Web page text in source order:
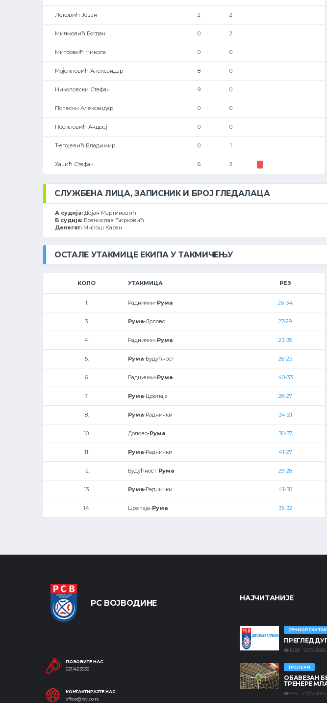
Лековић Јован 2 2
Миљковић Богдан 0 2
Митровић Никола 0 0
Мојсиловић Александар 8 0
Николовски Стефан 9 0
Попески Александар 0 0
Посиловић Андреј 0 0
Ћетојевић Владимир 0 1
Хаџић Стефан 6 2
СЛУЖБЕНА ЛИЦА, ЗАПИСНИК И БРОЈ ГЛЕДАЛАЦА
А судија: Дејан Мартиновић
Б судија: Бранислав Ћирковић
Делегат: Милош Каран
ОСТАЛЕ УТАКМИЦЕ ЕКИПА У ТАКМИЧЕЊУ
КОЛО УТАКМИЦА РЕЗ
1. Раднички-Рума 26-34
3. Рума-Долово 27-29
4. Раднички-Рума 23-36
5. Рума-Будућност 26-25
6. Раднички-Рума 40-33
7. Рума-Црепаја 28-27
8. Рума-Раднички 34-21
10. Долово-Рума 30-37
11. Рума-Раднички 41-27
12. Будућност-Рума 29-28
13. Рума-Раднички 41-38
14. Црепаја-Рума 35-32
РС ВОЈВОДИНЕ
ПОЗОВИТЕ НАС
021/423936
КОНТАКТИРАЈТЕ НАС
office@rsv.co.rs
НАЈЧИТАНИЈЕ
СЕНИОРСКА
ПРЕГЛЕД
1220 13/07/2026
ТРЕНЕРИ
ОБАВЕЗАН
ТРЕНЕРЕ
446 27/07/2026